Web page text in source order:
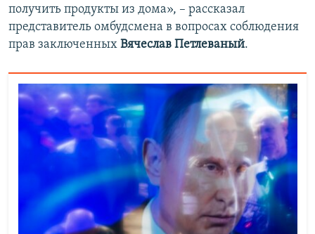
получить продукты из дома», – рассказал
представитель омбудсмена в вопросах соблюдения
прав заключенных Вячеслав Петлеваный.